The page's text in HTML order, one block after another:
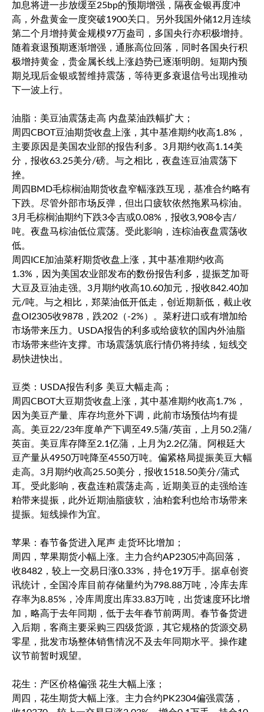
加息将进一步放缓至25bp的预期增强，隔夜金银再度冲
高，外盘黄金一度突破1900关口。另外我国外储12月连续
第二个月增持黄金规模97万盎司，多国央行亦积极增持。
随着衰退预期逐渐增强，通胀高位回落，同时各国央行积
极增持黄金，贵金属长线上涨趋势已逐渐明朗。短期内预
期兑现后金银或暂维持震荡，等待更多衰退信号出现推动
下一波上行。
油脂：美豆油震荡走高 内盘菜油跌幅扩大；
周四CBOT豆油期货收盘上涨，其中基准期约收高1.8%，
主要原因是美国农业部的报告利多。3月期约收高1.14美
分，报收63.25美分/磅。与之相比，夜盘连豆油震荡下
挫。
周四BMD毛棕榈油期货收盘窄幅涨跌互现，基准合约略有
下跌。尽管外部市场反弹，但出口疲软依然拖累马棕油。
3月毛棕榈油期约下跌3令吉或0.08%，报收3,908令吉/
吨。夜盘马棕油低位震荡。受此影响，连棕油夜盘震荡收
低。
周四ICE加油菜籽期货收盘上涨，其中基准期约收高
1.3%，因为美国农业部发布的数份报告利多，提振芝加哥
大豆及豆油走强。3月期约收高10.60加元，报收842.40加
元/吨。与之相比，郑菜油低开低走，创近期新低，截止收
盘OI2305收9878，跌202（-2%）。菜籽进口或有增加给
市场带来压力。USDA报告的利多或给疲软的国内外油脂
市场带来些许支撑。市场震荡筑底行情仍将持续，短线交
易快进快出。
豆类：USDA报告利多 美豆大幅走高；
周四CBOT大豆期货收盘上涨，其中基准期约收高1.7%，
因为美豆产量、库存均意外下调，此前市场预估均有提
高。美豆22/23年度单产下调至49.5蒲/英亩，上月50.2蒲/
英亩。美豆库存降至2.1亿蒲，上月为2.2亿蒲。阿根廷大
豆产量从4950万吨降至4550万吨。偏紧格局提振美豆大幅
走高。3月期约收高25.50美分，报收1518.50美分/蒲式
耳。受此影响，夜盘连粕震荡走高，近期美豆的走强给连
粕带来提振，此外近期油脂疲软，油粕套利也给市场带来
提振。短线操作为宜。
苹果：春节备货进入尾声 走货环比增加；
周四，苹果期货小幅上涨。主力合约AP2305冲高回落，
收8482，较上一交易日涨0.33%，持仓19万手。据卓创资
讯统计，全国冷库目前存储量约为798.88万吨，冷库去库
存率为8.85%，冷库周度出库33.83万吨，出货速度环比增
加，略高于去年同期，低于去年春节前两周。春节备货进
入后期，客商主要采购三四级货源，其它规格的货源交易
零星，批发市场整体销售情况不及去年同期水平。操作建
议节前暂时观望。
花生：产区价格偏强 花生大幅上涨；
周四，花生期货大幅上涨。主力合约PK2304偏强震荡，